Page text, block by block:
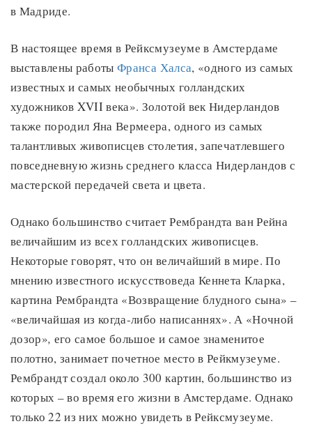
в Мадриде.
В настоящее время в Рейксмузеуме в Амстердаме
выставлены работыФранса Халса, «одного из самых
известных и самых необычных голландских
художников XVII века». Золотой век Нидерландов
также породил Яна Вермеера, одного из самых
талантливых живописцев столетия, запечатлевшего
повседневную жизнь среднего класса Нидерландов с
мастерской передачей света и цвета.
Однако большинство считает Рембрандта ван Рейна
величайшим из всех голландских живописцев.
Некоторые говорят, что он величайший в мире. По
мнению известного искусствоведа Кеннета Кларка,
картина Рембрандта «Возвращение блудного сына» –
«величайшая из когда-либо написаннях». А «Ночной
дозор», его самое большое и самое знаменитое
полотно, занимает почетное место в Рейкмузеуме.
Рембрандт создал около 300 картин, большинство из
которых – во время его жизни в Амстердаме. Однако
только 22 из них можно увидеть в Рейксмузеуме.